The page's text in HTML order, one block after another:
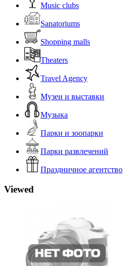
Music clubs
Sanatoriums
Shopping malls
Theaters
Travel Agency
Музеи и выставки
Музыка
Парки и зоопарки
Парки развлечений
Праздничное агентство
Viewed